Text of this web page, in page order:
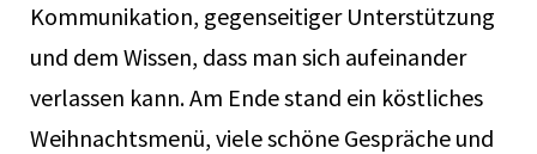
Kommunikation, gegenseitiger Unterstützung
und dem Wissen, dass man sich aufeinander
verlassen kann. Am Ende stand ein köstliches
Weihnachtsmenü, viele schöne Gespräche und